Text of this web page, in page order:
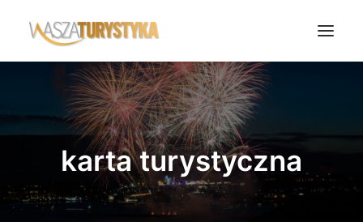
Księga wspomnień
Biura podróży
Transport
Noclegi
Polska
karta turystyczna